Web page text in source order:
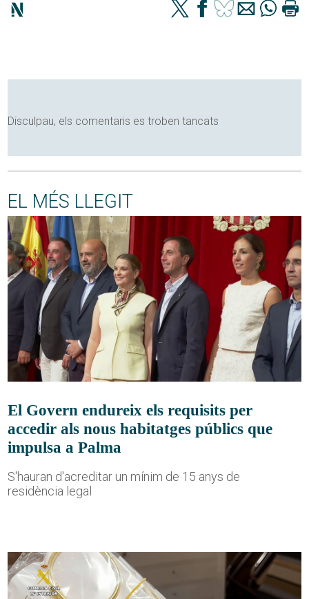
Disculpau, els comentaris es troben tancats
EL MÉS LLEGIT
El Govern endureix els requisits per
accedir als nous habitatges públics que
impulsa a Palma
S'hauran d'acreditar un mínim de 15 anys de
residència legal